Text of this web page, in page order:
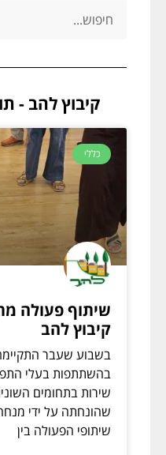
קיבוץ להב -
כללי
שיתוף פעולה
קיבוץ להב
בשבוע שעבר
בהשתתפות בעלי
שירות בתחומים
שהונחתה על ידי
שיתופי הפעולה בין